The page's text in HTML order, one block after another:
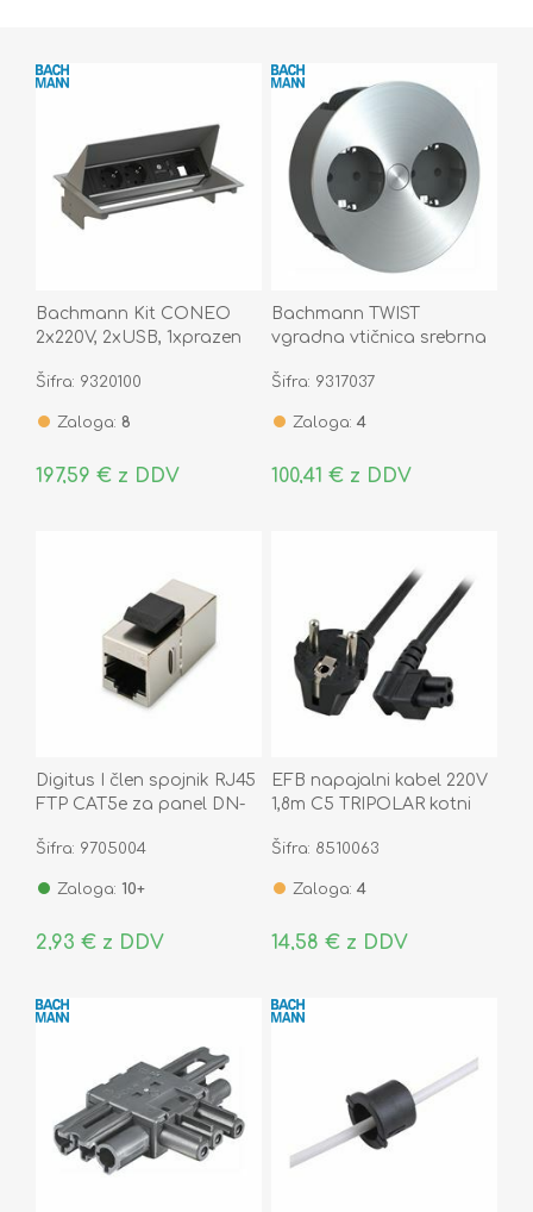
Bachmann Kit CONEO
2x220V, 2xUSB, 1xprazen
Šifra: 9320100
Zaloga: 8
197,59 € z DDV
Bachmann TWIST
vgradna vtičnica srebrna
931.000
Šifra: 9317037
Zaloga: 4
100,41 € z DDV
Digitus I člen spojnik RJ45
FTP CAT5e za panel DN-
Šifra: 9705004
Zaloga: 10+
2,93 € z DDV
EFB napajalni kabel 220V
1,8m C5 TRIPOLAR kotni
Šifra: 8510063
Zaloga: 4
14,58 € z DDV